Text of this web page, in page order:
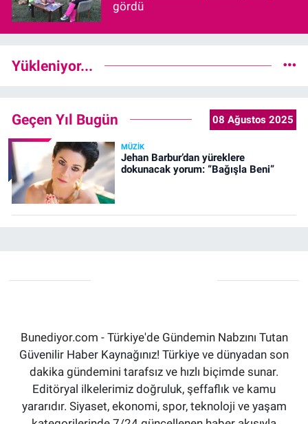
gördü
Yükleniyor...
Geçen Yıl Bugün 08 Ağustos 2025
MÜZIK
Jehan Barbur’dan yüreklere
dokunacak yorum: “Bağışla Beni”
Bunediyor.com - Türkiye'de Gündemin Nabzını Tutan
Güvenilir Haber Kaynağınız! Türkiye ve dünyadan son
dakika gündemini tarafsız ve hızlı biçimde sunar.
Editöryal ilkelerimiz doğruluk, şeffaflık ve kamu
yararıdır. Siyaset, ekonomi, spor, teknoloji ve yaşam